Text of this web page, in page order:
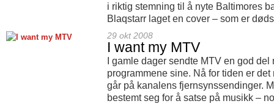
i riktig stemning til å nyte Baltimores
Blaqstarr laget en cover – som er
29 okt 2008
I want my MTV
I gamle dager sendte MTV en god
programmene sine. Nå for tiden er
går på kanalens fjernsynssendinger.
bestemt seg for å satse på musikk –